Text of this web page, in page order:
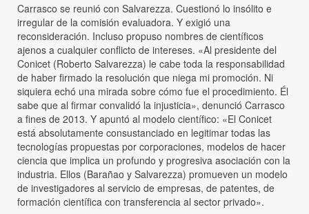
Carrasco se reunió con Salvarezza. Cuestionó lo insólito e
irregular de la comisión evaluadora. Y exigió una
reconsideración. Incluso propuso nombres de científicos
ajenos a cualquier conflicto de intereses. «Al presidente del
Conicet (Roberto Salvarezza) le cabe toda la responsabilidad
de haber firmado la resolución que niega mi promoción. Ni
siquiera echó una mirada sobre cómo fue el procedimiento. Él
sabe que al firmar convalidó la injusticia», denunció Carrasco
a fines de 2013. Y apuntó al modelo científico: «El Conicet
está absolutamente consustanciado en legitimar todas las
tecnologías propuestas por corporaciones, modelos de hacer
ciencia que implica un profundo y progresiva asociación con la
industria. Ellos (Barañao y Salvarezza) promueven un modelo
de investigadores al servicio de empresas, de patentes, de
formación científica con transferencia al sector privado».